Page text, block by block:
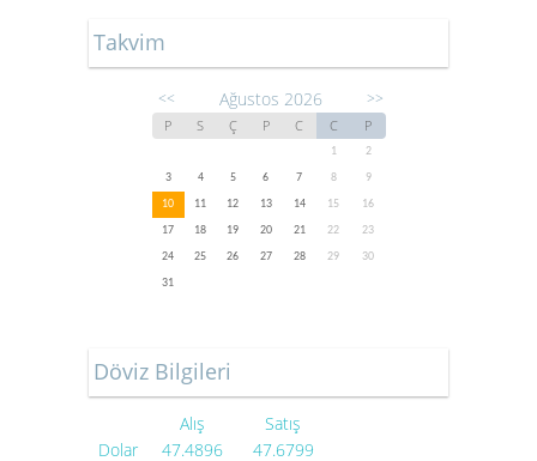
Takvim
<< Ağustos 2026 >>
P S Ç P C C P
1
2
3
4 5 6 7 8
9
10
11 12 13 14 15
16
17
18 19 20 21 22
23
24
25 26 27 28 29
30
31
Döviz Bilgileri
Alış
Satış
Dolar
47.4896 47.6799